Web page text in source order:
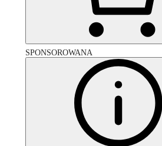
SPONSOROWANA